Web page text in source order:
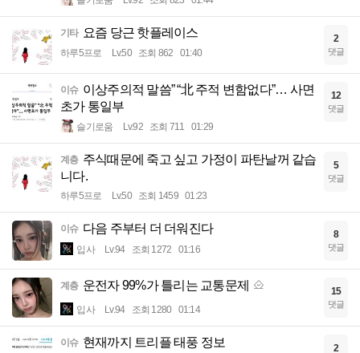
기타 요즘 당근 핫플레이스
하루5프로 Lv.50 조회 862 01:40
2
댓글
이슈 이상주의적 말씀” “北 주적 변함없다”… 사면
초가 통일부
슬기로움 Lv.92 조회 711 01:29
12
댓글
계층 주식때문에 죽고 싶고 가정이 파탄날꺼 같습
니다.
하루5프로 Lv.50 조회 1459 01:23
5
댓글
이슈 다음 주부터 더 더워진다
입사 Lv.94 조회 1272 01:16
8
댓글
계층 운전자 99%가 틀리는 교통문제
입사 Lv.94 조회 1280 01:14
15
댓글
이슈 현재까지 트리플 태풍 정보 2